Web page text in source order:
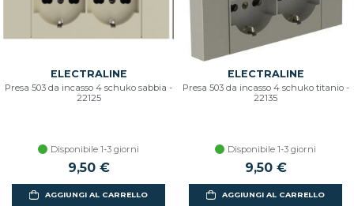
ELECTRALINE
Presa 503 da incasso 4 schuko sabbia -
22125
Disponibile 1-3 giorni
9,50 €
AGGIUNGI AL CARRELLO
ELECTRALINE
Presa 503 da incasso 4 schuko titanio -
22135
Disponibile 1-3 giorni
9,50 €
AGGIUNGI AL CARRELLO